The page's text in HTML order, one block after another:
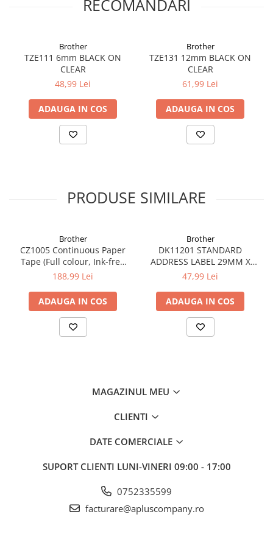
RECOMANDARI
Brother
TZE111 6mm BLACK ON
CLEAR
48,99 Lei
ADAUGA IN COS
Brother
TZE131 12mm BLACK ON
CLEAR
61,99 Lei
ADAUGA IN COS
PRODUSE SIMILARE
Brother
CZ1005 Continuous Paper
Tape (Full colour, Ink-free
50mm), 5m lungime; pt. VC-
188,99 Lei
ADAUGA IN COS
Brother
DK11201 STANDARD
ADDRESS LABEL 29MM X
90MM X 400
47,99 Lei
ADAUGA IN COS
MAGAZINUL MEU
CLIENTI
DATE COMERCIALE
SUPORT CLIENTI LUNI-VINERI 09:00 - 17:00
0752335599
facturare@apluscompany.ro